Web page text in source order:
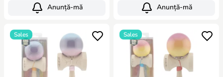
Anunță-mă Anunță-mă
Sales Sales